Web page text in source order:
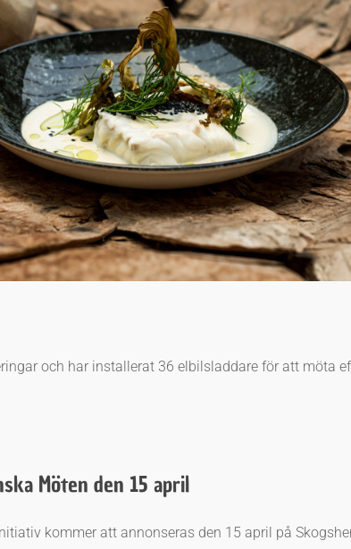
och har installerat 36 elbilsladdare för att möta
Möten den 15 april
kommer att annonseras den 15 april på